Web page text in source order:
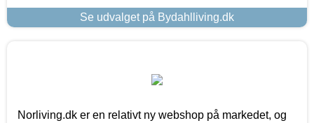
Se udvalget på Bydahlliving.dk
Norliving.dk er en relativt ny webshop på markedet, og